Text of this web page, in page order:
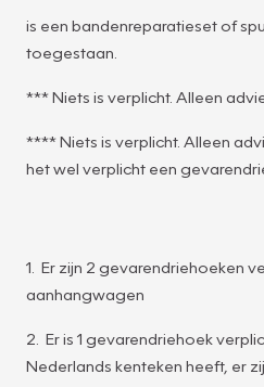
is een bandenreparatieset of
toegestaan.
*** Niets is verplicht. Alleen
**** Niets is verplicht. Alleen
het wel verplicht een
1. Er zijn 2 gevarendriehoeken
aanhangwagen
2. Er is 1 gevarendriehoek
Nederlands kenteken heeft, er